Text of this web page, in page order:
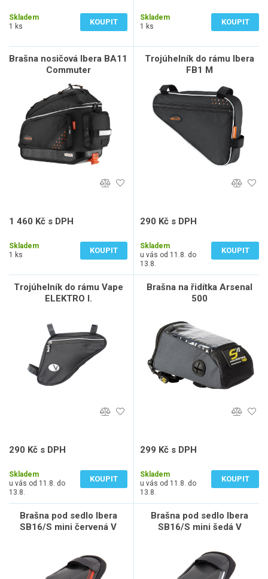
Skladem
1 ks
KOUPIT
Skladem
1 ks
KOUPIT
Brašna nosičová Ibera BA11
Commuter
1 460 Kč s DPH
Skladem
1 ks
KOUPIT
Trojúhelník do rámu Ibera
FB1 M
290 Kč s DPH
Skladem
u vás od 11.8. do
13.8.
KOUPIT
Trojúhelník do rámu Vape
ELEKTRO I.
290 Kč s DPH
Skladem
u vás od 11.8. do
13.8.
KOUPIT
Brašna na řidítka Arsenal
500
299 Kč s DPH
Skladem
u vás od 11.8. do
13.8.
KOUPIT
Brašna pod sedlo Ibera
SB16/S mini červená V
Brašna pod sedlo Ibera
SB16/S mini šedá V